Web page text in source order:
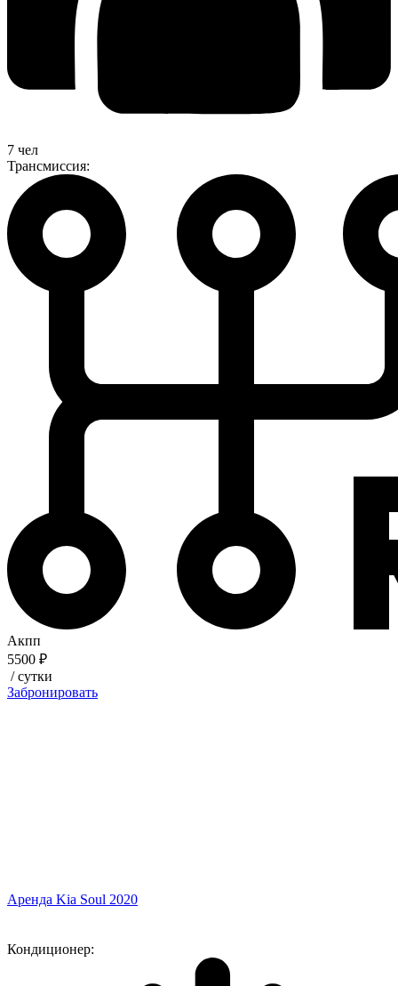
7 чел
Трансмиссия:
Акпп
5500 ₽
/ сутки
Забронировать
Аренда Kia Soul 2020
Кондиционер: